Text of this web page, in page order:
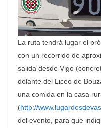
La ruta tendrá lugar el
con un recorrido de
salida desde Vigo
delante del Liceo de
una comida en la casa
(http://
del evento, para que